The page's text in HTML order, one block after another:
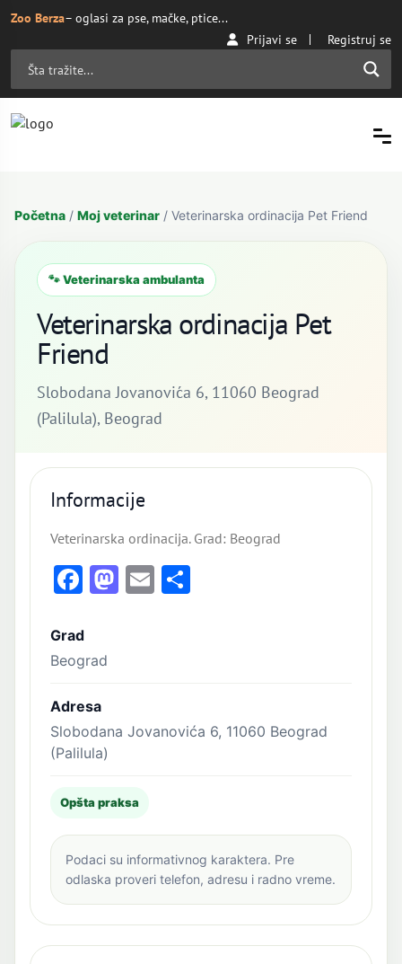
Zoo Berza– oglasi za pse, mačke, ptice...
Prijavi se
Registruj se
Početna / Moj veterinar / Veterinarska ordinacija Pet Friend
🐾 Veterinarska ambulanta
Veterinarska ordinacija Pet
Friend
Slobodana Jovanovića 6, 11060 Beograd
(Palilula), Beograd
Informacije
Veterinarska ordinacija. Grad: Beograd
Facebook
Mastodon
Email
Grad
Beograd
Adresa
Slobodana Jovanovića 6, 11060 Beograd
(Palilula)
Opšta praksa
Podaci su informativnog karaktera. Pre
odlaska proveri telefon, adresu i radno vreme.